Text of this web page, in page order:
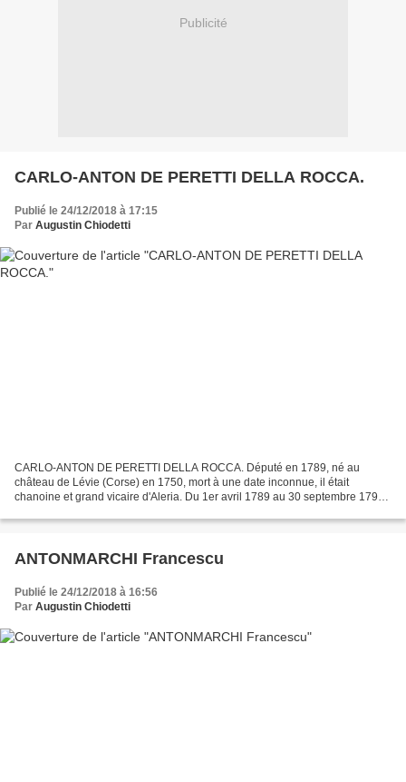
Publicité
CARLO-ANTON DE PERETTI DELLA ROCCA.
Publié le 24/12/2018 à 17:15
Par Augustin Chiodetti
CARLO-ANTON DE PERETTI DELLA ROCCA. Député en 1789, né au
château de Lévie (Corse) en 1750, mort à une date inconnue, il était
chanoine et grand vicaire d'Aleria. Du 1er avril 1789 au 30 septembre 1791
ANTONMARCHI Francescu
Publié le 24/12/2018 à 16:56
Par Augustin Chiodetti